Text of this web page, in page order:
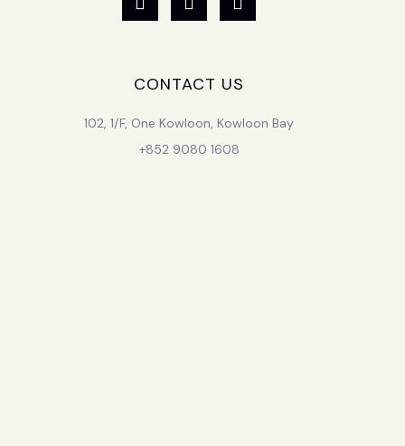
CONTACT US
102, 1/F, One Kowloon, Kowloon Bay
+852 9080 1608